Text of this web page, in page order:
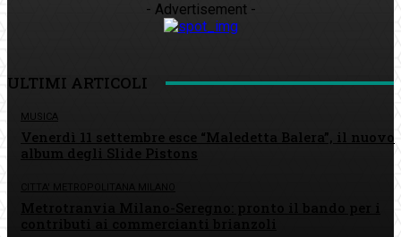
- Advertisement -
ULTIMI ARTICOLI
MUSICA
Venerdì 11 settembre esce “Maledetta Balera”, il nuovo
album degli Slide Pistons